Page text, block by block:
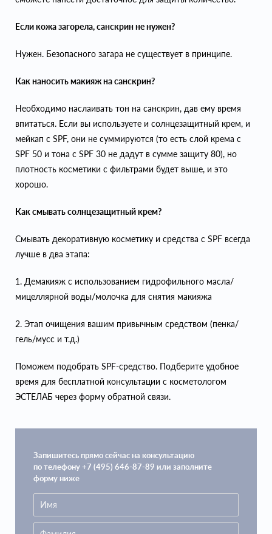
Если кожа загорела, санскрин не нужен?
Нужен. Безопасного загара не существует в принципе.
Как наносить макияж на санскрин?
Необходимо наслаивать тон на санскрин, дав ему время
впитаться. Если вы используете и солнцезащитный крем, и
мейкап с SPF, они не суммируются (то есть слой крема с
SPF 50 и тона с SPF 30 не дадут в сумме защиту 80), но
плотность косметики с фильтрами будет выше, и это
хорошо.
Как смывать солнцезащитный крем?
Смывать декоративную косметику и средства с SPF всегда
лучше в два этапа:
1. Демакияж с использованием гидрофильного масла/
мицеллярной воды/молочка для снятия макияжа
2. Этап очищения вашим привычным средством (пенка/
гель/мусс и т.д.)
Поможем подобрать SPF-средство. Подберите удобное
время для бесплатной консультации с косметологом
ЭСТЕЛАБ через форму обратной связи.
Запишитесь прямо сейчас на консультацию
по телефону +7 (495) 646-87-89 или заполните
форму ниже